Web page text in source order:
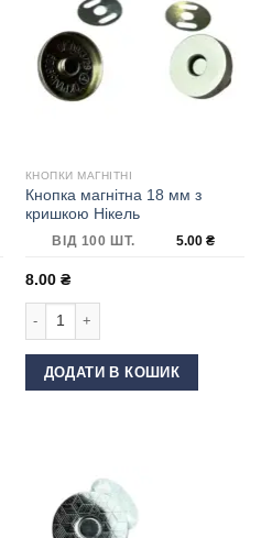
КНОПКИ МАГНІТНІ
Кнопка магнітна 18 мм з
кришкою Нікель
ВІД 100 ШТ. 5.00 ₴
8.00 ₴
ДОДАТИ В КОШИК